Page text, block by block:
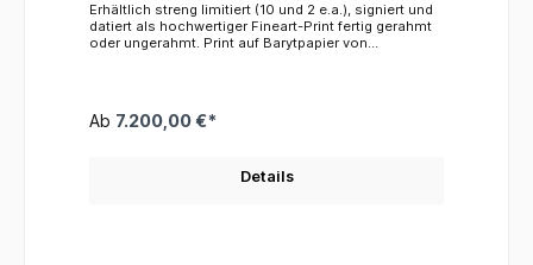
Erhältlich streng limitiert (10 und 2 e.a.), signiert und
datiert als hochwertiger Fineart-Print fertig gerahmt
oder ungerahmt. Print auf Barytpapier von
Massivholzrahmen mit optisch entspiegelten Glas
handgeschnittenen säurefreien Passepartout
Ab 7.200,00 €*
Details